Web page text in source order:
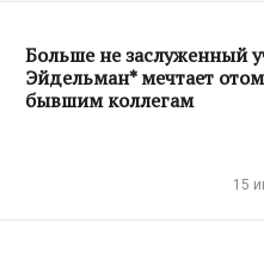
Больше не заслуженный
Эйдельман* мечтает
бывшим коллегам
15